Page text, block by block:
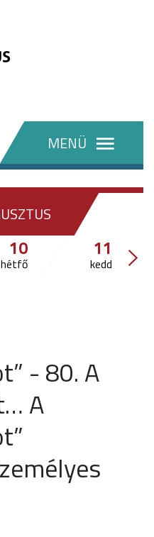
MENÜ
10
hétfő
11
kedd
- 80. A
A